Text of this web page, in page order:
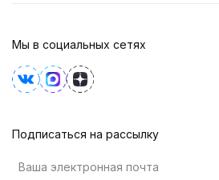
Мы в социальных сетях
Подписаться на рассылку